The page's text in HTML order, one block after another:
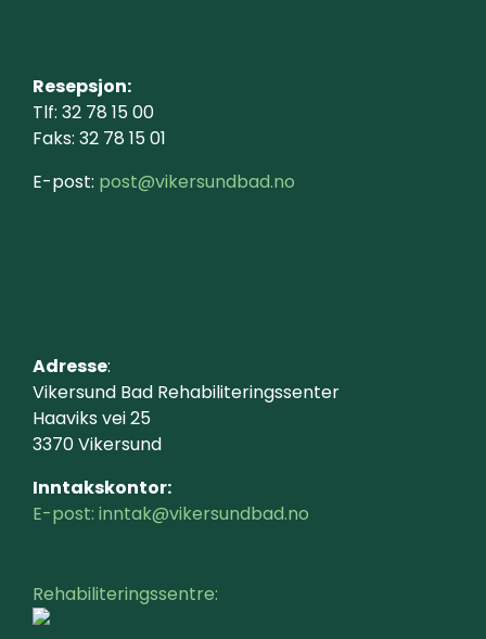
Resepsjon:
Tlf: 32 78 15 00
Faks: 32 78 15 01
E-post: post@vikersundbad.no
Adresse:
Vikersund Bad Rehabiliteringssenter
Haaviks vei 25
3370 Vikersund
Inntakskontor:
E-post: inntak@vikersundbad.no
Rehabiliteringssentre: